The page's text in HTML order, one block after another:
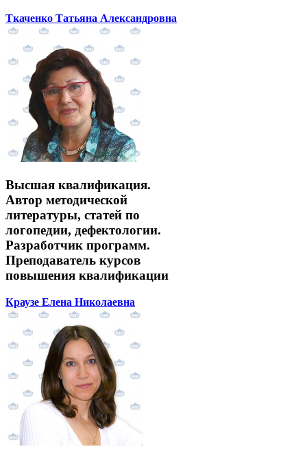
Ткаченко Татьяна Александровна
Высшая квалификация.
Автор методической
литературы, статей по
логопедии, дефектологии.
Разработчик программ.
Преподаватель курсов
повышения квалификации
Краузе Елена Николаевна